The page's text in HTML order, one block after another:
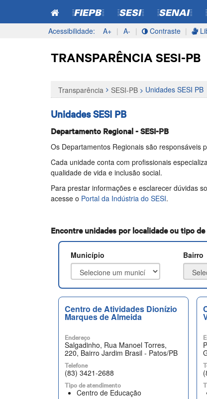
=FIEPB= =SESI= =SENAI=
Acessibilidade:
para o
conteúdo
para
o
A+ | A- | Contraste |
TRANSPARÊNCIA SESI-PB
Transparência SESI-PB Unidades SESI PB
Unidades SESI PB
Departamento Regional - SESI-PB
Os Departamentos Regionais são responsáveis
Cada unidade conta com profissionais
qualidade de vida e inclusão social.
Para prestar informações e esclarecer dúvidas
acesse o Portal da Indústria do SESI.
Encontre unidades por localidade ou tipo
Município Bairro
Centro de Atividades Dionízio
Marques de Almeida
Endereço
Salgadinho, Rua Manoel Torres,
220, Bairro Jardim Brasil - Patos/PB
Telefone
(83) 3421-2688
Tipo de atendimento
Centro de Educação